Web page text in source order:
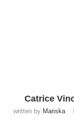
Catrice
written by Mariska